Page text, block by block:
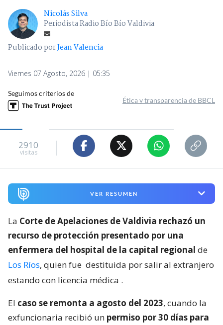
Nicolás Silva
Periodista Radio Bío Bío Valdivia
Publicado porJean Valencia
Viernes 07 Agosto, 2026 | 05:35
Seguimos criterios de
Ética y transparencia de BBCL
2910
visitas
VER RESUMEN
La Corte de Apelaciones de Valdivia rechazó un
recurso de protección presentado por una
enfermera del hospital de la capital regional de
Los Ríos, quien fue destituida por salir al extranjero
estando con licencia médica .
El caso se remonta a agosto del 2023, cuando la
exfuncionaria recibió un permiso por 30 días para